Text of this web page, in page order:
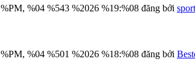
%PM, %04 %543 %2026 %19:%08 đăng bởi
%PM, %04 %501 %2026 %18:%08 đăng bởi